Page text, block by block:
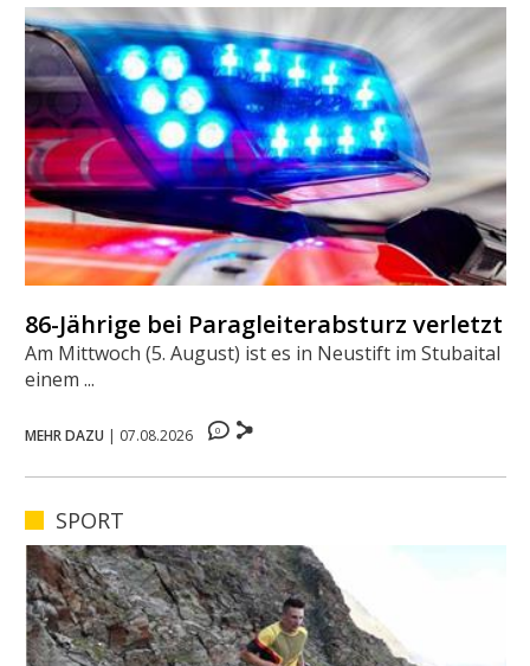
86-Jährige bei Paragleiterabsturz verletzt
Am Mittwoch (5. August) ist es in Neustift im Stubaital zu
einem ...
MEHR DAZU | 07.08.2026 0
SPORT